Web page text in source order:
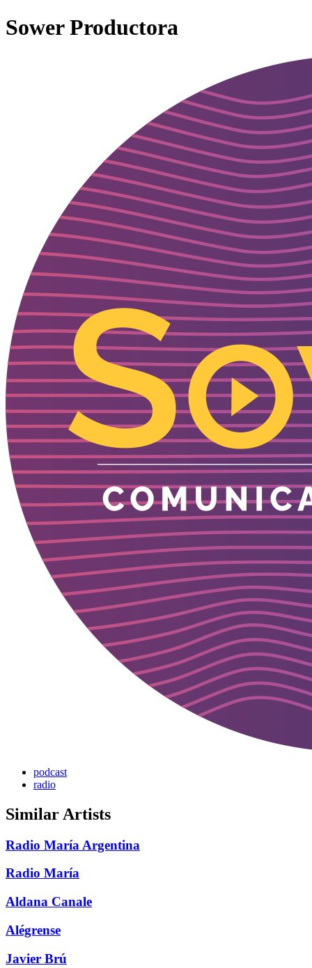
Sower Productora
podcast
radio
Similar Artists
Radio María Argentina
Radio María
Aldana Canale
Alégrense
Javier Brú